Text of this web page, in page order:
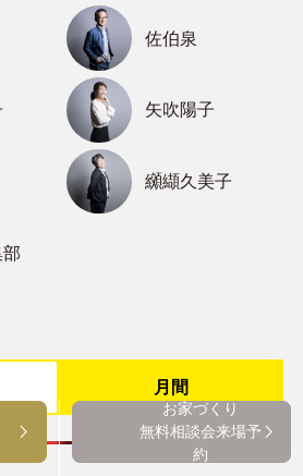
佐伯泉
矢吹陽子
纐纈久美子
月間
お家づくり
無料相談会来場予
約